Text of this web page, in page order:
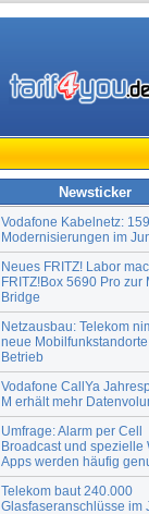
Newsticker
Vodafone Kabelnetz:
Modernisierungen im
Neues FRITZ! Labor
FRITZ!Box 5690 Pro zur
Bridge
Netzausbau: Telekom
neue Mobilfunkstandorte
Betrieb
Vodafone CallYa
M erhält mehr
Umfrage: Alarm per Cell
Broadcast und spezielle
Apps werden häufig
Telekom baut 240.000
Glasfaseranschlüsse im